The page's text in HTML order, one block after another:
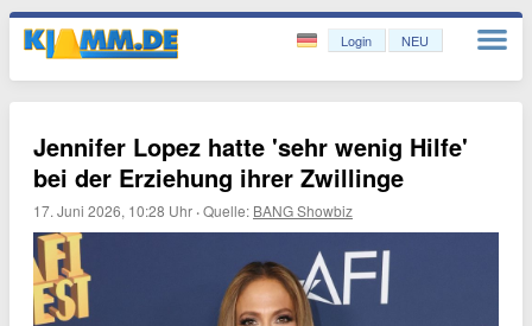
Login NEU
Jennifer Lopez hatte 'sehr wenig Hilfe'
bei der Erziehung ihrer Zwillinge
17. Juni 2026, 10:28 Uhr ·Quelle: BANG Showbiz